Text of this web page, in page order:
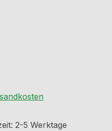
2-5 Werktage